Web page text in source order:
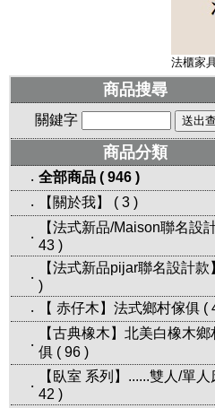
法櫃家
商品搜尋
關鍵字
商品分類
‧ 全部商品 ( 946 )
‧
【關於我】 ( 3 )
‧
【法式新品/Maison聯名設計
43 )
‧
【法式新品pijar聯名設計款
)
‧
【 赤仔木】法式鄉村傢俱 (
‧
【古典橡木】北美白橡木鄉
俱 ( 96 )
‧
【臥室 系列】......雙人/單人
42 )